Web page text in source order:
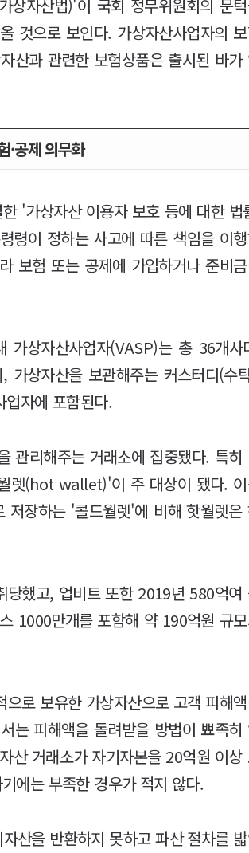
상자산법)'이 국회 정무위원회의 문
것으로 보인다. 가상자산사업자의
산과 관련한 보험상품은 출시된 바가
·공제 의무화
'가상자산 이용자 보호 등에 대한 법
령이 정하는 사고에 따른 책임을 이
보험 또는 공제에 가입하거나 준비
가상자산사업자(VASP)는 총 36개사
가상자산을 보관해주는 커스터디(수
자에 포함된다.
관리해주는 거래소에 집중됐다. 특히
렛(hot wallet)'이 주 대상이 됐다.
저장하는 '콜드월렛'에 비해 핫월렛은
했고, 업비트 또한 2019년 580억여
1000만개를 포함해 약 190억원 규
로 보유한 가상자산으로 고객 피해
는 피해액을 돌려받을 방법이 뾰족히
산 거래소가 자기자본을 20억원 이상
에는 부족한 경우가 적지 않다.
산을 반환하지 못하고 파산 절차를